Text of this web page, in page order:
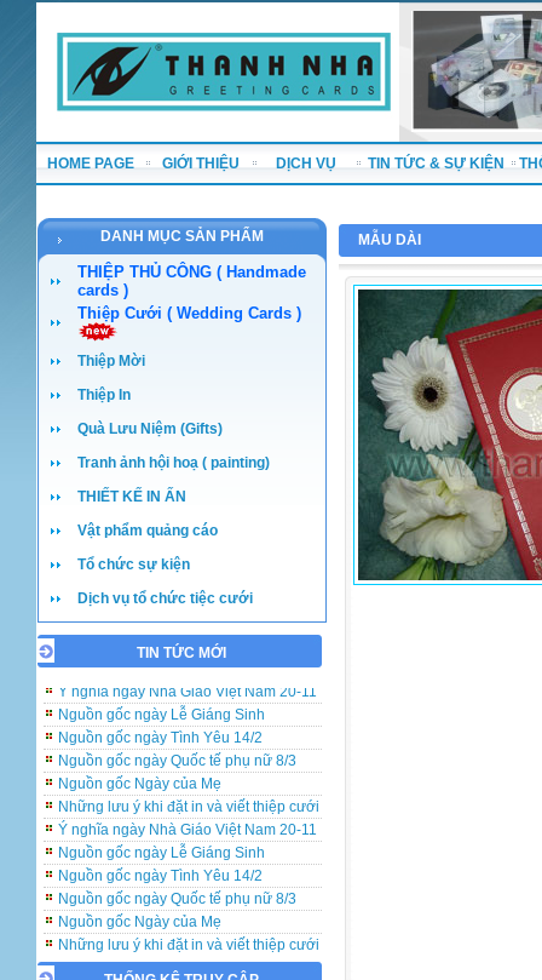
HOME PAGE GIỚI THIỆU DỊCH VỤ TIN TỨC & SỰ KIỆN
DANH MỤC SẢN PHẨM
THIỆP THỦ CÔNG ( Handmade
cards )
Thiệp Cưới ( Wedding Cards )
Thiệp Mời
Thiệp In
Quà Lưu Niệm (Gifts)
Tranh ảnh hội hoạ ( painting)
THIẾT KẾ IN ẤN
Vật phẩm quảng cáo
Tổ chức sự kiện
Dịch vụ tổ chức tiệc cưới
TIN TỨC MỚI
Những lưu ý khi đặt in và viết thiệp cưới
Nguồn gốc ngày Lễ Giáng Sinh
Nguồn gốc ngày Tình Yêu 14/2
Nguồn gốc ngày Quốc tế phụ nữ 8/3
Nguồn gốc Ngày của Mẹ
Những lưu ý khi đặt in và viết thiệp cưới
Ý nghĩa ngày Nhà Giáo Việt Nam 20-11
Nguồn gốc ngày Lễ Giáng Sinh
Nguồn gốc ngày Tình Yêu 14/2
Nguồn gốc ngày Quốc tế phụ nữ 8/3
Nguồn gốc Ngày của Mẹ
Những lưu ý khi đặt in và viết thiệp cưới
Ý nghĩa ngày Nhà Giáo Việt Nam 20-11
MẪU DÀI